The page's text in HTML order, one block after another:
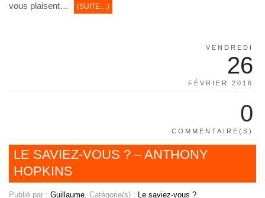
vous plaisent…
(SUITE…)
VENDREDI
26
FÉVRIER 2016
0
COMMENTAIRE(S)
LE SAVIEZ-VOUS ? – ANTHONY
HOPKINS
Publié par : Guillaume, Catégorie(s) : Le saviez-vous ?